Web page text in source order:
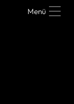
Menü